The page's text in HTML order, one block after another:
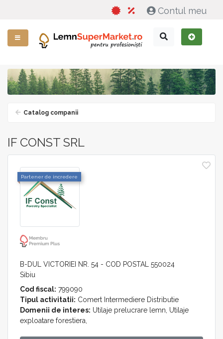
Contul meu
Catalog companii
IF CONST SRL
Partener de incredere
B-DUL VICTORIEI NR. 54 - COD POSTAL 550024
Sibiu
Cod fiscal: 799090
Tipul activitatii: Comert Intermediere Distributie
Domenii de interes: Utilaje prelucrare lemn, Utilaje
exploatare forestiera,